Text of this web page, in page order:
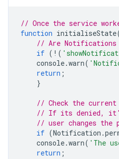
// Once the service
function initialiseState
// Are Notifications
if ( ! (
console.warn(
return ;
}
// Check the
// If its denied, it's
// user changes the
if (Notification .
console.warn( 'The
return ;